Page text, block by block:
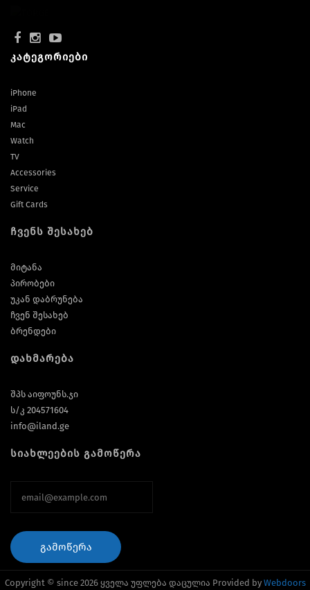
კატეგორიები
iPhone
iPad
Mac
Watch
TV
Accessories
Service
Gift Cards
ჩვენს შესახებ
მიტანა
პირობები
უკან დაბრუნება
ჩვენ შესახებ
ბრენდები
დახმარება
შპს აიფოუნს.ჯი
ს/კ 204571604
info@iland.ge
სიახლეების გამოწერა
ᲒᲐᲛᲝᲬᲔᲠᲐ
Copyright © since 2026 ყველა უფლება დაცულია Provided by Webdoors